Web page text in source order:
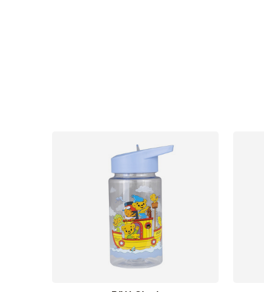
Vauvan paketti
Lapsi & vauva
Lelut ja pelit